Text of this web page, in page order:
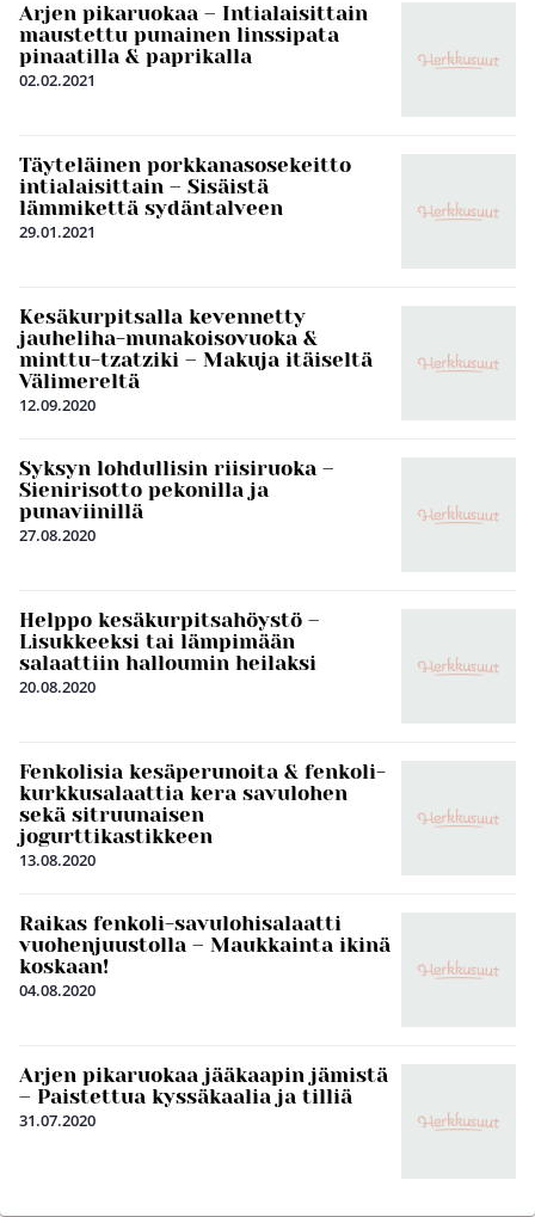
Arjen pikaruokaa – Intialaisittain
maustettu punainen linssipata
pinaatilla & paprikalla
02.02.2021
Täyteläinen porkkanasosekeitto
intialaisittain – Sisäistä
lämmikettä sydäntalveen
29.01.2021
Kesäkurpitsalla kevennetty
jauheliha-munakoisovuoka &
minttu-tzatziki – Makuja itäiseltä
Välimereltä
12.09.2020
Syksyn lohdullisin riisiruoka –
Sienirisotto pekonilla ja
punaviinillä
27.08.2020
Helppo kesäkurpitsahöystö –
Lisukkeeksi tai lämpimään
salaattiin halloumin heilaksi
20.08.2020
Fenkolisia kesäperunoita & fenkoli-
kurkkusalaattia kera savulohen
sekä sitruunaisen
jogurttikastikkeen
13.08.2020
Raikas fenkoli-savulohisalaatti
vuohenjuustolla – Maukkainta ikinä
koskaan!
04.08.2020
Arjen pikaruokaa jääkaapin jämistä
– Paistettua kyssäkaalia ja tilliä
31.07.2020